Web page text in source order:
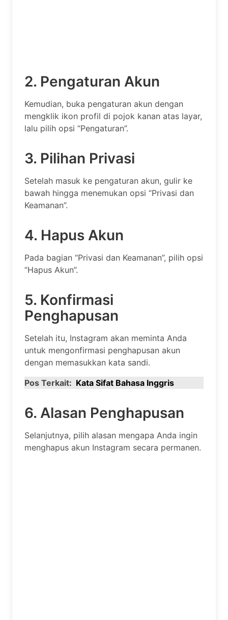
2. Pengaturan Akun
Kemudian, buka pengaturan akun dengan
mengklik ikon profil di pojok kanan atas layar,
lalu pilih opsi “Pengaturan”.
3. Pilihan Privasi
Setelah masuk ke pengaturan akun, gulir ke
bawah hingga menemukan opsi “Privasi dan
Keamanan”.
4. Hapus Akun
Pada bagian “Privasi dan Keamanan”, pilih opsi
“Hapus Akun”.
5. Konfirmasi
Penghapusan
Setelah itu, Instagram akan meminta Anda
untuk mengonfirmasi penghapusan akun
dengan memasukkan kata sandi.
Pos Terkait: Kata Sifat Bahasa Inggris
6. Alasan Penghapusan
Selanjutnya, pilih alasan mengapa Anda ingin
menghapus akun Instagram secara permanen.